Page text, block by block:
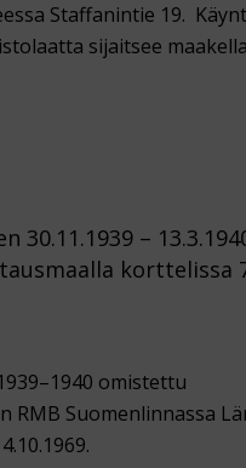
Staffanintie 19.
sijaitsee
30.11.1939 –
korttelissa
omistettu
RMB Suomenlinnassa